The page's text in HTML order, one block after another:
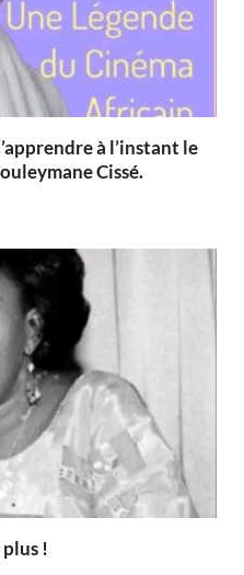
à l’instant le
Cissé.
!